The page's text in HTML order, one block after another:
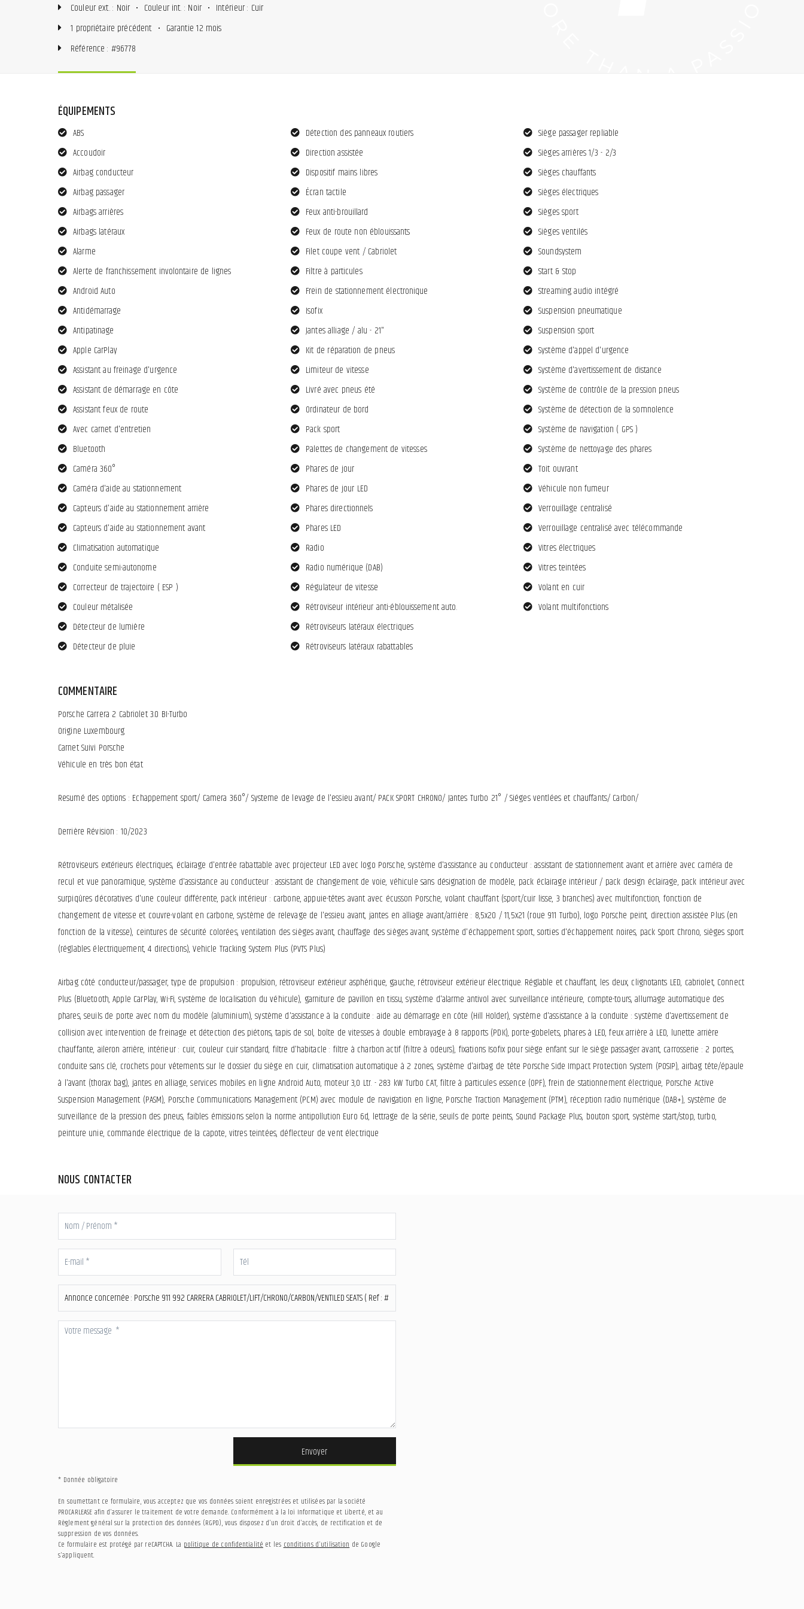
Couleur ext. : Noir • Couleur int. : Noir • Intérieur : Cuir
1 propriétaire précédent • Garantie 12 mois
Référence : #96778
ÉQUIPEMENTS
ABS
Accoudoir
Airbag conducteur
Airbag passager
Airbags arrières
Airbags latéraux
Alarme
Alerte de franchissement involontaire de lignes
Android Auto
Antidémarrage
Antipatinage
Apple CarPlay
Assistant au freinage d'urgence
Assistant de démarrage en côte
Assistant feux de route
Avec carnet d'entretien
Bluetooth
Caméra 360°
Caméra d'aide au stationnement
Capteurs d'aide au stationnement arrière
Capteurs d'aide au stationnement avant
Climatisation automatique
Conduite semi-autonome
Correcteur de trajectoire ( ESP )
Couleur métalisée
Détecteur de lumière
Détecteur de pluie
Détection des panneaux routiers
Direction assistée
Dispositif mains libres
Écran tactile
Feux anti-brouillard
Feux de route non éblouissants
Filet coupe vent / Cabriolet
Filtre à particules
Frein de stationnement électronique
Isofix
Jantes alliage / alu - 21"
Kit de réparation de pneus
Limiteur de vitesse
Livré avec pneus été
Ordinateur de bord
Pack sport
Palettes de changement de vitesses
Phares de jour
Phares de jour LED
Phares directionnels
Phares LED
Radio
Radio numérique (DAB)
Régulateur de vitesse
Rétroviseur intérieur anti-éblouissement auto.
Rétroviseurs latéraux électriques
Rétroviseurs latéraux rabattables
Siège passager repliable
Sièges arrières 1/3 - 2/3
Sièges chauffants
Sièges électriques
Sièges sport
Sièges ventilés
Soundsystem
Start & Stop
Streaming audio intégré
Suspension pneumatique
Suspension sport
Système d'appel d'urgence
Système d'avertissement de distance
Système de contrôle de la pression pneus
Système de détection de la somnolence
Système de navigation ( GPS )
Système de nettoyage des phares
Toit ouvrant
Véhicule non fumeur
Verrouillage centralisé
Verrouillage centralisé avec télécommande
Vitres électriques
Vitres teintées
Volant en cuir
Volant multifonctions
COMMENTAIRE
Porsche Carrera 2 Cabriolet 3.0 BI-Turbo
Origine Luxembourg
Carnet Suivi Porsche
Véhicule en très bon état
Resumé des options : Echappement sport/ Camera 360°/ Systeme de levage de l'essieu avant/ PACK SPORT CHRONO/ Jantes Turbo 21° / Siéges ventlées et chauffants/ Carbon/
Derrière Révision : 10/2023
Rétroviseurs extérieurs électriques, éclairage d'entrée rabattable avec projecteur LED avec logo Porsche, système d'assistance au conducteur : assistant de stationnement avant et arrière avec caméra de
recul et vue panoramique, système d'assistance au conducteur : assistant de changement de voie, véhicule sans désignation de modèle, pack éclairage intérieur / pack design éclairage, pack intérieur avec
surpiqûres décoratives d'une couleur différente, pack intérieur : carbone, appuie-têtes avant avec écusson Porsche, volant chauffant (sport/cuir lisse, 3 branches) avec multifonction, fonction de
changement de vitesse et couvre-volant en carbone, système de relevage de l'essieu avant, jantes en alliage avant/arrière : 8,5x20 / 11,5x21 (roue 911 Turbo), logo Porsche peint, direction assistée Plus (en
fonction de la vitesse), ceintures de sécurité colorées, ventilation des sièges avant, chauffage des sièges avant, système d'échappement sport, sorties d'échappement noires, pack Sport Chrono, sièges sport
(réglables électriquement, 4 directions), Vehicle Tracking System Plus (PVTS Plus)
Airbag côté conducteur/passager, type de propulsion : propulsion, rétroviseur extérieur asphérique, gauche, rétroviseur extérieur électrique. Réglable et chauffant, les deux, clignotants LED, cabriolet, Connect
Plus (Bluetooth, Apple CarPlay, Wi-Fi, système de localisation du véhicule), garniture de pavillon en tissu, système d'alarme antivol avec surveillance intérieure, compte-tours, allumage automatique des
phares, seuils de porte avec nom du modèle (aluminium), système d'assistance à la conduite : aide au démarrage en côte (Hill Holder), système d'assistance à la conduite : système d'avertissement de
collision avec intervention de freinage et détection des piétons, tapis de sol, boîte de vitesses à double embrayage à 8 rapports (PDK), porte-gobelets, phares à LED, feux arrière à LED, lunette arrière
chauffante, aileron arrière, intérieur : cuir, couleur cuir standard, filtre d'habitacle : filtre à charbon actif (filtre à odeurs), fixations Isofix pour siège enfant sur le siège passager avant, carrosserie : 2 portes,
conduite sans clé, crochets pour vêtements sur le dossier du siège en cuir, climatisation automatique à 2 zones, système d'airbag de tête Porsche Side Impact Protection System (POSIP), airbag tête/épaule
à l'avant (thorax bag), jantes en alliage, services mobiles en ligne Android Auto, moteur 3,0 Ltr. - 283 kW Turbo CAT, filtre à particules essence (OPF), frein de stationnement électrique, Porsche Active
Suspension Management (PASM), Porsche Communications Management (PCM) avec module de navigation en ligne, Porsche Traction Management (PTM), réception radio numérique (DAB+), système de
surveillance de la pression des pneus, faibles émissions selon la norme antipollution Euro 6d, lettrage de la série, seuils de porte peints, Sound Package Plus, bouton sport, système start/stop, turbo,
peinture unie, commande électrique de la capote, vitres teintées, déflecteur de vent électrique
NOUS CONTACTER
Envoyer
* Donnée obligatoire
En soumettant ce formulaire, vous acceptez que vos données soient enregistrées et utilisées par la société
PROCARLEASE afin d'assurer le traitement de votre demande. Conformément à la loi Informatique et Liberté, et au
Règlement général sur la protection des données (RGPD), vous disposez d'un droit d'accès, de rectification et de
suppression de vos données.
Ce formulaire est protégé par reCAPTCHA. La politique de confidentialitéet lesconditions d'utilisationde Google
s'appliquent.